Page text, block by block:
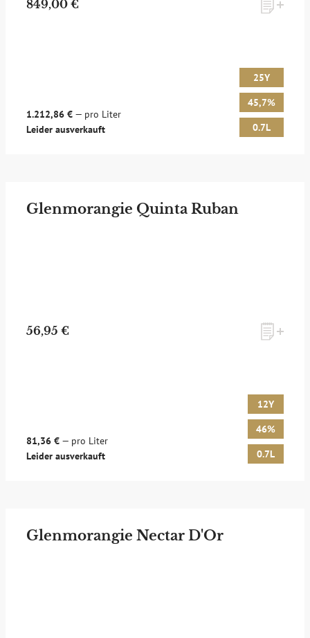
849,00 €
1.212,86 € — pro Liter
Leider ausverkauft
25Y
45,7%
0.7L
Glenmorangie Quinta Ruban
56,95 €
81,36 € — pro Liter
Leider ausverkauft
12Y
46%
0.7L
Glenmorangie Nectar D'Or